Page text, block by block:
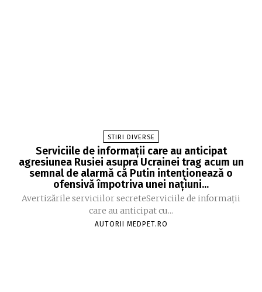
STIRI DIVERSE
Serviciile de informații care au anticipat
agresiunea Rusiei asupra Ucrainei trag acum un
semnal de alarmă că Putin intenționează o
ofensivă împotriva unei națiuni...
Avertizările serviciilor secreteServiciile de informații
care au anticipat cu...
AUTORII MEDPET.RO